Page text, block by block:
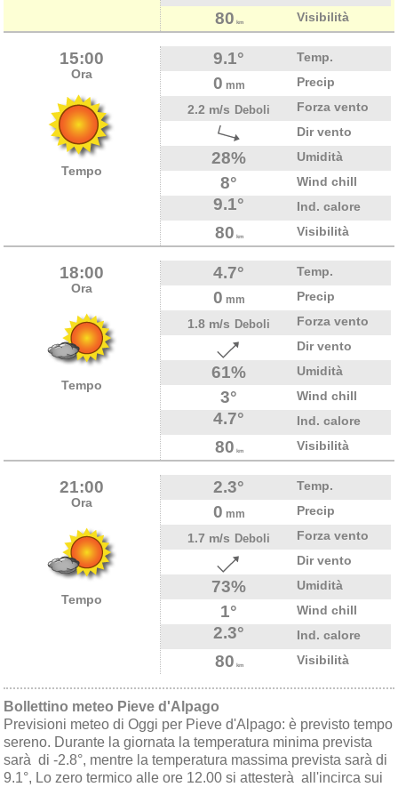
80 km Visibilità
15:00
Ora
Tempo
9.1° Temp.
0 mm
Precip
2.2 m/s Deboli
Forza vento
Dir vento
28% Umidità
8° Wind chill
9.1° Ind. calore
80 km Visibilità
18:00
Ora
Tempo
4.7° Temp.
0 mm
Precip
1.8 m/s Deboli
Forza vento
Dir vento
61% Umidità
3° Wind chill
4.7° Ind. calore
80 km Visibilità
21:00
Ora
Tempo
2.3° Temp.
0 mm
Precip
1.7 m/s Deboli
Forza vento
Dir vento
73% Umidità
1° Wind chill
2.3° Ind. calore
80 km Visibilità
Bollettino meteo Pieve d'Alpago
Previsioni meteo di Oggi per Pieve d'Alpago: è previsto tempo
sereno. Durante la giornata la temperatura minima prevista
sarà di -2.8°, mentre la temperatura massima prevista sarà di
9.1°, Lo zero termico alle ore 12.00 si attesterà all'incirca sui